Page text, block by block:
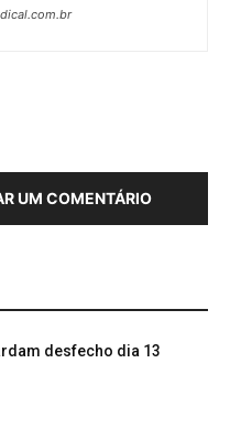
UM COMENTÁRIO
desfecho dia 13